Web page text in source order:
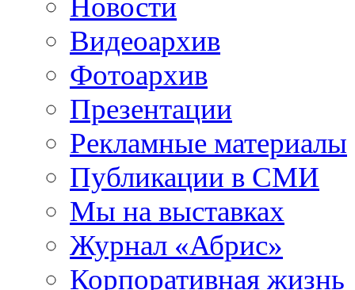
Видеоархив
Фотоархив
Презентации
Рекламные материалы
Публикации в СМИ
Мы на выставках
Журнал «Абрис»
Корпоративная жизнь